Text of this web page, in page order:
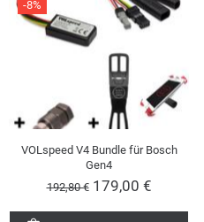
-8%
VOLspeed V4 Bundle für Bosch
Gen4
192,80 € 179,00 €